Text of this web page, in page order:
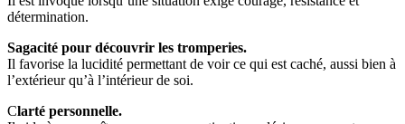
détermination.
Sagacité pour découvrir les tromperies.
Il favorise la lucidité permettant de voir ce qui est caché, aussi bien à
l’extérieur qu’à l’intérieur de soi.
Clarté personnelle.